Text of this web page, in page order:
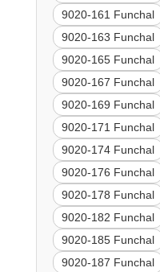
9020-161 Funchal
9020-163 Funchal
9020-165 Funchal
9020-167 Funchal
9020-169 Funchal
9020-171 Funchal
9020-174 Funchal
9020-176 Funchal
9020-178 Funchal
9020-182 Funchal
9020-185 Funchal
9020-187 Funchal